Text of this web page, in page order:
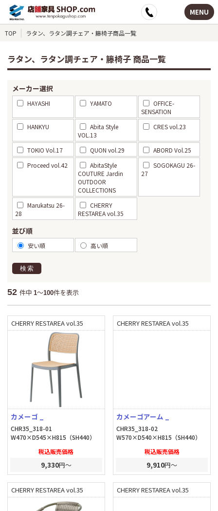
MENU
TOP ラタン、ラタン調チェア・籐椅子商品一覧
ラタン、ラタン調チェア・籐椅子 商品一覧
メーカー選択
HAYASHI YAMATO
OFFICE-
SENSATION
HANKYU
Abita Style
VOL.13
CRES vol.23
TOKIO Vol.17 QUON vol.29
ABORD Vol.25
Proceed vol.42
AbitaStyle
COUTURE Jardin
OUTDOOR
COLLECTIONS
SOGOKAGU 26-
27
Marukatsu 26-
28
CHERRY
RESTAREA vol.35
並び順
安い順 高い順
検索
52 件中 1～100件を表示
CHERRY RESTAREA vol.35
カメーゴ _
CHR35_318-01
W470×D545×H815（SH440）
税込販売価格
9,330円～
CHERRY RESTAREA vol.35
カメーゴアーム _
CHR35_318-02
W570×D540×H815（SH440）
税込販売価格
9,910円～
CHERRY RESTAREA vol.35 CHERRY RESTAREA vol.35